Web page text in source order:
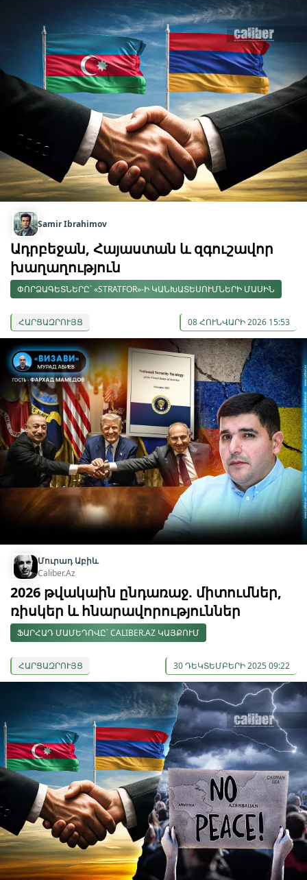
Samir Ibrahimov
Ադրբեջան, Հայաստան և զգուշավոր
խաղաղություն
ՓՈՐՁԱԳԵՏՆԵՐԸ՝ «STRATFOR»-Ի ԿԱՆԽԱՏԵՍՈՒՄՆԵՐԻ ՄԱՍԻՆ
ՀԱՐՑԱԶՐՈՒՅՑ 08 ՀՈՒՆՎԱՐԻ 2026 15:53
Մուրադ Աբիև
Caliber.Az
2026 թվակաին ընդառաջ. միտումներ,
ռիսկեր և հնարավորություններ
ՖԱՐՀԱԴ ՄԱՄԵԴՈՎԸ՝ CALIBER.AZ ԿԱՅՔՈՒՄ
ՀԱՐՑԱԶՐՈՒՅՑ 30 ԴԵԿՏԵՄԲԵՐԻ 2025 09:22